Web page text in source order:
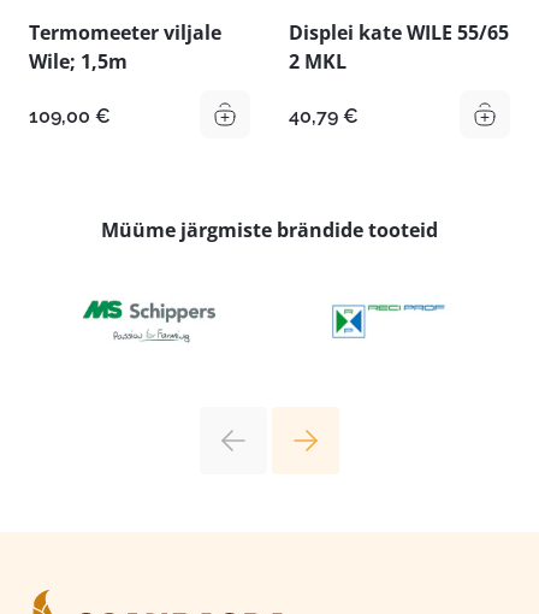
Termomeeter viljale
Wile; 1,5m
109,00 €
Displei kate WILE 55/65
2 MKL
40,79 €
Müüme järgmiste brändide tooteid